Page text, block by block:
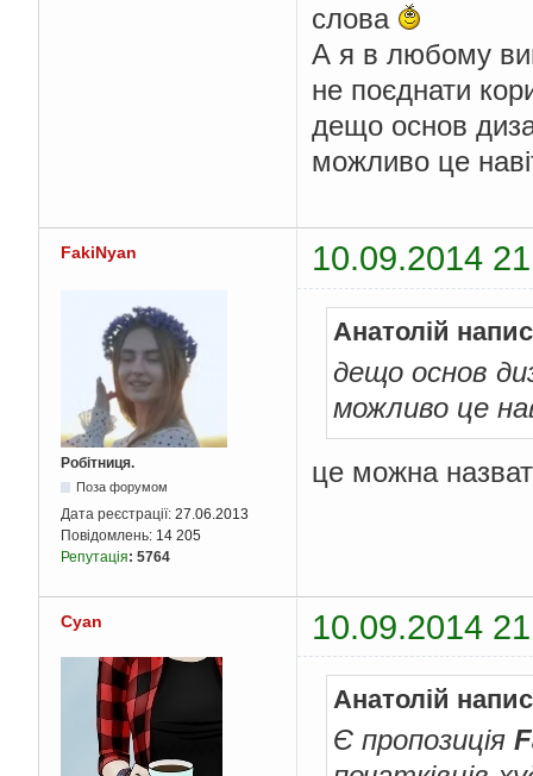
слова
А я в любому
не поєднати
дещо основ
можливо це
FakiNyan 10.09.2014
Робітниця.
Поза форумом
Дата реєстрації: 27.06.2013
Повідомлень: 14 205
Репутація: 5764
Анатолій
дещо основ
можливо це
це можна
Cyan 10.09.2014
Анатолій
Є пропозиція